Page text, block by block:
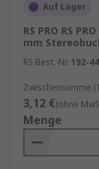
Auf Lager
RS PRO RS
mm
RS Best.-Nr. 192-
Zwischensumme
3,12 €(ohne
Menge